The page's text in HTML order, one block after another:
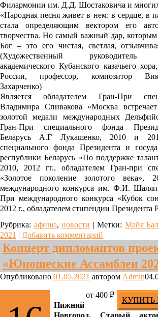
Филармонии им. Д.Д. Шостаковича и
«Народная песня живет в нем: в сердце, в
стала определяющим вектором его
творчества. Но самый важный дар,
Бог – это его чистая, светлая,
(Художественный руководитель
академического Кубанского казачьего
России, профессор, композитор
Захарченко)
Является обладателем Гран-При
Владимира Спивакова «Москва
золотой медали международных
Гран-При специального фонда
Беларусь А.Г Лукашенко, 2010 и
специального фонда Президента и
республики Беларусь «По поддержке
2010, 2012 гг., обладателем Гран-при
«Золотое поколение золотого века»,
международного конкурса им. Ф.И.
При международного конкурса «Кубок
2012 г., обладателем стипендии Президента
Рубрика: афиша,новости |Метки: Майя
2021
Добавить комментарий
Концерт дипломантов
«Юношеские Ассамблеи
Опубликовано 01.05.2021 автором Admin
КУПИТЬ
от 400 ₽
Нижний